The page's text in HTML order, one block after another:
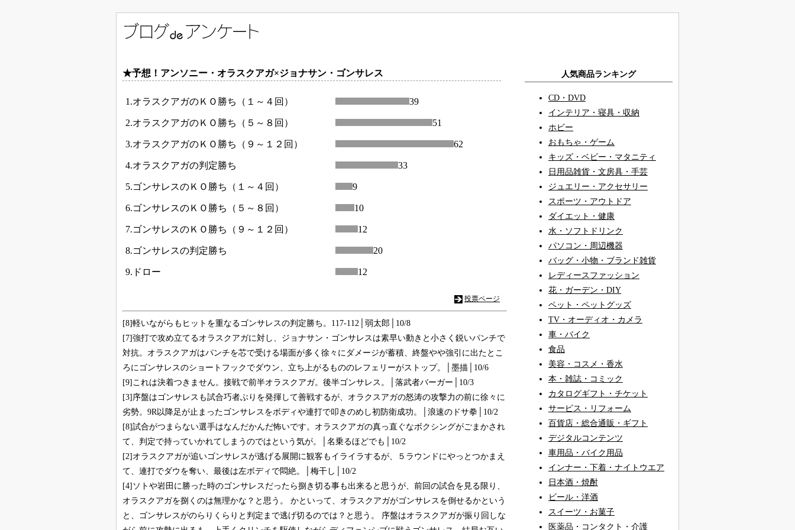
★予想！アンソニー・オラスクアガ×ジョナサン・ゴンサレス
1.オラスクアガのＫＯ勝ち（１～４回） 39
2.オラスクアガのＫＯ勝ち（５～８回） 51
3.オラスクアガのＫＯ勝ち（９～１２回） 62
4.オラスクアガの判定勝ち 33
5.ゴンサレスのＫＯ勝ち（１～４回） 9
6.ゴンサレスのＫＯ勝ち（５～８回） 10
7.ゴンサレスのＫＯ勝ち（９～１２回） 12
8.ゴンサレスの判定勝ち 20
9.ドロー 12
投票ページ
[8]軽いながらもヒットを重なるゴンサレスの判定勝ち。117-112│弱太郎│10/8
[7]強打で攻め立てるオラスクアガに対し、ジョナサン・ゴンサレスは素早い動きと小さく鋭いパンチで
対抗。オラスクアガはパンチを芯で受ける場面が多く徐々にダメージが蓄積、終盤やや強引に出たとこ
ろにゴンサレスのショートフックでダウン、立ち上がるもののレフェリーがストップ。│墨描│10/6
[9]これは決着つきません。接戦で前半オラスクアガ。後半ゴンサレス。│落武者バーガー│10/3
[3]序盤はゴンサレスも試合巧者ぶりを発揮して善戦するが、オラクスアガの怒涛の攻撃力の前に徐々に
劣勢。9R以降足が止まったゴンサレスをボディや連打で叩きのめし初防衛成功。│浪速のドサ拳│10/2
[8]試合がつまらない選手はなんだかんだ怖いです。オラスクアガの真っ直ぐなボクシングがごまかされ
て、判定で持っていかれてしまうのではという気が。│名乗るほどでも│10/2
[2]オラスクアガが追いゴンサレスが逃げる展開に観客もイライラするが、５ラウンドにやっとつかまえ
て、連打でダウを奪い、最後は左ボディで悶絶。│梅干し│10/2
[4]ソトや岩田に勝った時のゴンサレスだったら捌き切る事も出来ると思うが、前回の試合を見る限り、
オラスクアガを捌くのは無理かな？と思う。 かといって、オラスクアガがゴンサレスを倒せるかという
と、ゴンサレスがのらりくらりと判定まで逃げ切るのでは？と思う。 序盤はオラスクアガが振り回しな
人気商品ランキング
CD・DVD
インテリア・寝具・収納
ホビー
おもちゃ・ゲーム
キッズ・ベビー・マタニティ
日用品雑貨・文房具・手芸
ジュエリー・アクセサリー
スポーツ・アウトドア
ダイエット・健康
水・ソフトドリンク
パソコン・周辺機器
バッグ・小物・ブランド雑貨
レディースファッション
花・ガーデン・DIY
ペット・ペットグッズ
TV・オーディオ・カメラ
車・バイク
食品
美容・コスメ・香水
本・雑誌・コミック
カタログギフト・チケット
サービス・リフォーム
百貨店・総合通販・ギフト
デジタルコンテンツ
車用品・バイク用品
インナー・下着・ナイトウエア
日本酒・焼酎
ビール・洋酒
スイーツ・お菓子
医薬品・コンタクト・介護